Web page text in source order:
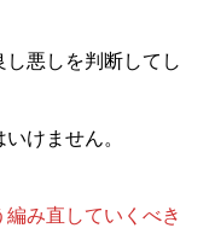
悪しを判断してし
けません。
み直していくべき